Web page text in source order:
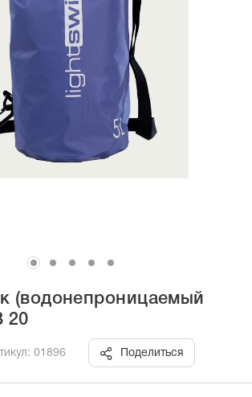
(водонепроницаемый
20
01896 Поделиться